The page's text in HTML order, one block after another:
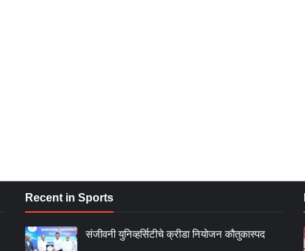
Recent in Sports
संजीवनी युनिव्हर्सिटीचे क्रीडा नियोजन कौतुकास्पद